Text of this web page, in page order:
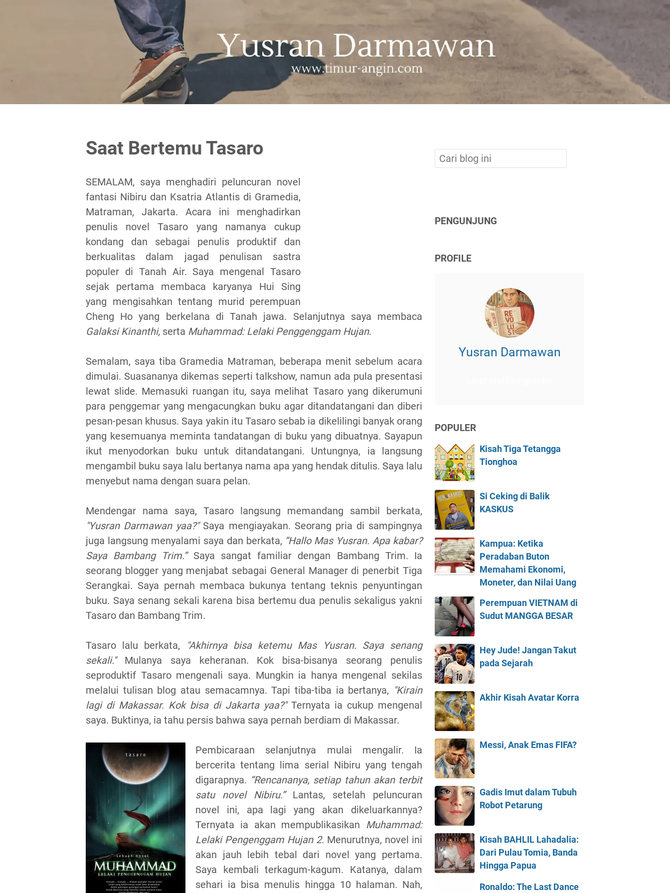
Saat Bertemu Tasaro
SEMALAM, saya menghadiri peluncuran novel
fantasi Nibiru dan Ksatria Atlantis di Gramedia,
Matraman, Jakarta. Acara ini menghadirkan
penulis novel Tasaro yang namanya cukup
kondang dan sebagai penulis produktif dan
berkualitas dalam jagad penulisan sastra
populer di Tanah Air. Saya mengenal Tasaro
sejak pertama membaca karyanya Hui Sing
yang mengisahkan tentang murid perempuan
Cheng Ho yang berkelana di Tanah jawa. Selanjutnya saya membaca
Galaksi Kinanthi, serta Muhammad: Lelaki Penggenggam Hujan.
Semalam, saya tiba Gramedia Matraman, beberapa menit sebelum acara
dimulai. Suasananya dikemas seperti talkshow, namun ada pula presentasi
lewat slide. Memasuki ruangan itu, saya melihat Tasaro yang dikerumuni
para penggemar yang mengacungkan buku agar ditandatangani dan diberi
pesan-pesan khusus. Saya yakin itu Tasaro sebab ia dikelilingi banyak orang
yang kesemuanya meminta tandatangan di buku yang dibuatnya. Sayapun
ikut menyodorkan buku untuk ditandatangani. Untungnya, ia langsung
mengambil buku saya lalu bertanya nama apa yang hendak ditulis. Saya lalu
menyebut nama dengan suara pelan.
Mendengar nama saya, Tasaro langsung memandang sambil berkata,
"Yusran Darmawan yaa?"Saya mengiayakan. Seorang pria di sampingnya
juga langsung menyalami saya dan berkata, “Hallo Mas Yusran. Apa kabar?
Saya Bambang Trim.”Saya sangat familiar dengan Bambang Trim. Ia
seorang blogger yang menjabat sebagai General Manager di penerbit Tiga
Serangkai. Saya pernah membaca bukunya tentang teknis penyuntingan
buku. Saya senang sekali karena bisa bertemu dua penulis sekaligus yakni
Tasaro dan Bambang Trim.
Tasaro lalu berkata,
"Akhirnya bisa ketemu Mas Yusran. Saya senang
sekali."Mulanya saya keheranan. Kok bisa-bisanya seorang penulis
seproduktif Tasaro mengenali saya. Mungkin ia hanya mengenal sekilas
melalui tulisan blog atau semacamnya. Tapi tiba-tiba ia bertanya, "Kirain
lagi di Makassar. Kok bisa di Jakarta yaa?"Ternyata ia cukup mengenal
saya. Buktinya, ia tahu persis bahwa saya pernah berdiam di Makassar.
Pembicaraan selanjutnya mulai mengalir. Ia
bercerita tentang lima serial Nibiru yang tengah
digarapnya. “Rencananya, setiap tahun akan terbit
satu novel Nibiru.”Lantas, setelah peluncuran
novel ini, apa lagi yang akan dikeluarkannya?
Ternyata ia akan mempublikasikan Muhammad:
Lelaki Pengenggam Hujan 2. Menurutnya, novel ini
akan jauh lebih tebal dari novel yang pertama.
Saya kembali terkagum-kagum. Katanya, dalam
sehari ia bisa menulis hingga 10 halaman. Nah,
PENGUNJUNG
PROFILE
Yusran Darmawan
POPULER
Kisah Tiga Tetangga
Tionghoa
Si Ceking di Balik
KASKUS
Kampua: Ketika
Peradaban Buton
Memahami Ekonomi,
Moneter, dan Nilai Uang
Perempuan VIETNAM di
Sudut MANGGA BESAR
Hey Jude! Jangan Takut
pada Sejarah
Akhir Kisah Avatar Korra
Messi, Anak Emas FIFA?
Gadis Imut dalam Tubuh
Robot Petarung
Kisah BAHLIL Lahadalia:
Dari Pulau Tomia, Banda
Hingga Papua
Ronaldo: The Last Dance